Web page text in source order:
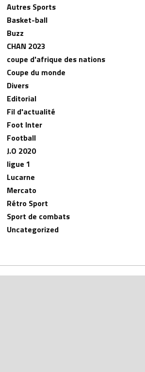
Autres Sports
Basket-ball
Buzz
CHAN 2023
coupe d'afrique des nations
Coupe du monde
Divers
Editorial
Fil d'actualité
Foot Inter
Football
J.O 2020
ligue 1
Lucarne
Mercato
Rétro Sport
Sport de combats
Uncategorized